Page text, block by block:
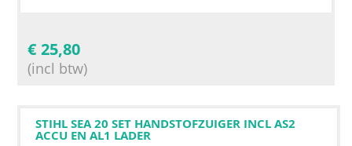
€ 25,80
(incl btw)
STIHL SEA 20 SET HANDSTOFZUIGER INCL AS2
ACCU EN AL1 LADER